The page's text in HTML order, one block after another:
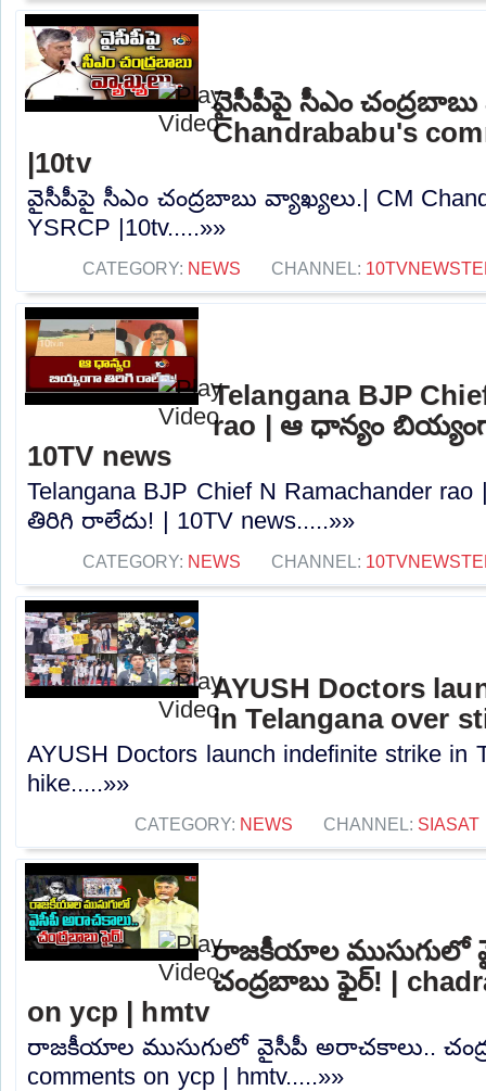
వైసీపీపై సీఎం చంద్రబాబు
Chandrababu's
|10tv
వైసీపీపై సీఎం చంద్రబాబు వ్యాఖ్యలు.| CM
YSRCP |10tv.....»»
CATEGORY: NEWS CHANNEL:
Telangana BJP
rao | ఆ ధాన్యం
10TV news
Telangana BJP Chief N Ramachander
తిరిగి రాలేదు! | 10TV news.....»»
CATEGORY: NEWS CHANNEL:
AYUSH Doctors
in Telangana over
AYUSH Doctors launch indefinite strike in
hike.....»»
CATEGORY: NEWS CHANNEL: SIASAT
రాజకీయాల ముసుగులో
చంద్రబాబు ఫైర్! |
on ycp | hmtv
రాజకీయాల ముసుగులో వైసీపీ అరాచకాలు..
comments on ycp | hmtv.....»»